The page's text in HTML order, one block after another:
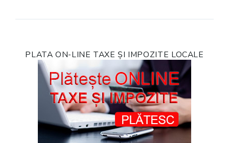
PLATA ON-LINE TAXE ȘI IMPOZITE LOCALE